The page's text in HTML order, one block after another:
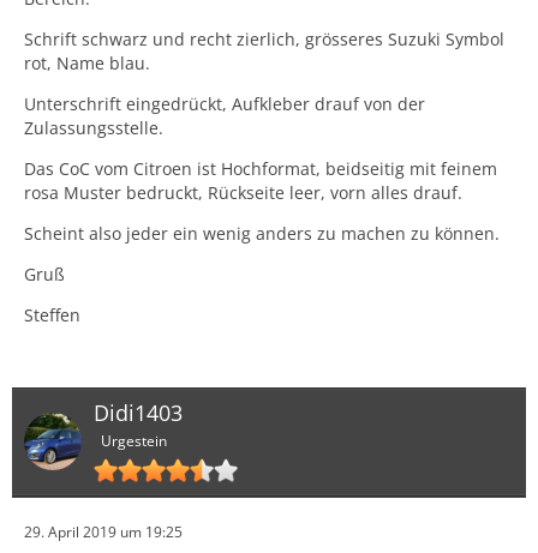
Schrift schwarz und recht zierlich, grösseres Suzuki Symbol
rot, Name blau.
Unterschrift eingedrückt, Aufkleber drauf von der
Zulassungsstelle.
Das CoC vom Citroen ist Hochformat, beidseitig mit feinem
rosa Muster bedruckt, Rückseite leer, vorn alles drauf.
Scheint also jeder ein wenig anders zu machen zu können.
Gruß
Steffen
Didi1403
Urgestein
29. April 2019 um 19:25